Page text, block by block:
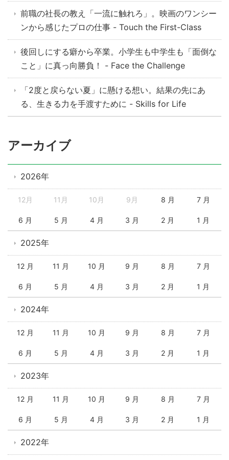
前職の社長の教え「一流に触れろ」。映画のワンシー
ンから感じたプロの仕事 - Touch the First-Class
後回しにする癖から卒業。小学生も中学生も「面倒な
こと」に真っ向勝負！ - Face the Challenge
「2度と戻らない夏」に懸ける想い。結果の先にあ
る、生きる力を手渡すために - Skills for Life
アーカイブ
2026年
12月 11月 10月 9月 8 月 7 月
6 月 5 月 4 月 3 月 2 月 1 月
2025年
12 月 11 月 10 月 9 月 8 月 7 月
6 月 5 月 4 月 3 月 2 月 1 月
2024年
12 月 11 月 10 月 9 月 8 月 7 月
6 月 5 月 4 月 3 月 2 月 1 月
2023年
12 月 11 月 10 月 9 月 8 月 7 月
6 月 5 月 4 月 3 月 2 月 1 月
2022年